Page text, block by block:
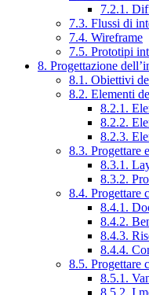
7.2.1.
7.3. Flussi di
7.4. Wireframe
7.5. Prototipi
8. Progettazione
8.1. Obiettivi
8.2. Elementi
8.2.1.
8.2.2.
8.2.3.
8.3. Progettare
8.3.1.
8.3.2.
8.4. Progettare
8.4.1.
8.4.2.
8.4.3.
8.4.4.
8.5. Progettare
8.5.1.
8.5.2. I